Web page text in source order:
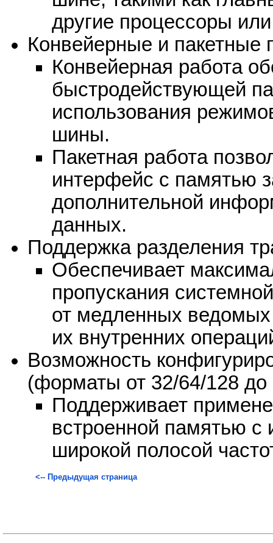
другие процессоры
Конвейерные и пакетные
Конвейерная работа
быстродействующей
использования
шины.
Пакетная работа
интерфейс с памятью
дополнительной
данных.
Поддержка разделения
Обеспечивает
пропускания
от медленных
их внутренних
Возможность
(форматы от 32/64/128 до
Поддерживает
встроенной памятью
широкой полосой
<-- Предыдущая страница